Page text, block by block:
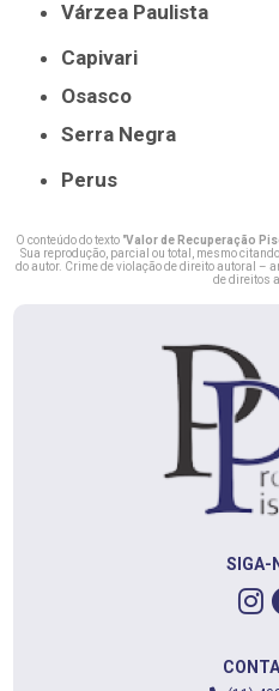
Várzea Paulista
Capivari
Osasco
Serra Negra
Perus
O conteúdo do texto "Valor de Recuperação
Sua reprodução, parcial ou total, mesmo
do autor. Crime de violação de direito autoral –
de direitos
SIGA-